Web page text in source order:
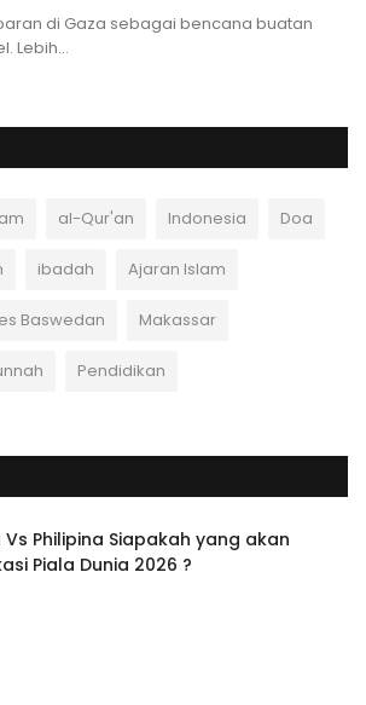
sesuai...
al-Qur'an Indonesia Doa
ibadah Ajaran Islam
Baswedan Makassar
Pendidikan
Philipina Siapakah yang akan
Piala Dunia 2026 ?